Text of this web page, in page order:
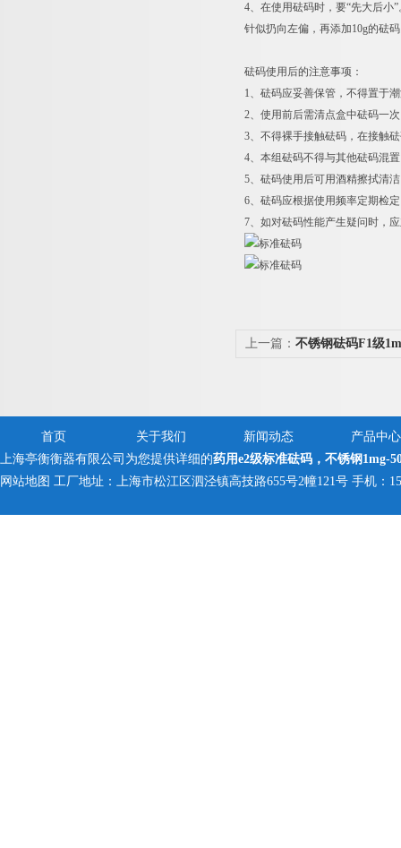
4、在使用砝码时，要“先大后小
针似扔向左偏，再添加10g的砝
砝码使用后的注意事项：
1、砝码应妥善保管，不得置于
2、使用前后需清点盒中砝码一
3、不得裸手接触砝码，在接触
4、本组砝码不得与其他砝码混
5、砝码使用后可用酒精擦拭清
6、砝码应根据使用频率定期检
7、如对砝码性能产生疑问时，
上一篇： 不锈钢砝码F1级
首页 关于我们 新闻动态
产品中心
上海亭衡衡器有限公司为您提供详细的药用e2级标准砝码，不锈钢1mg-
网站地图 工厂地址：上海市松江区泗泾镇高技路655号2幢121号 手机：